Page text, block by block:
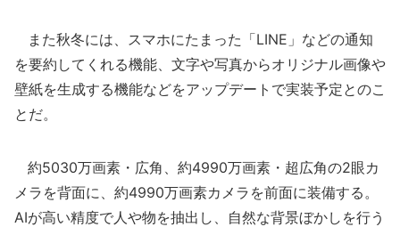
また秋冬には、スマホにたまった「LINE」などの通知
を要約してくれる機能、文字や写真からオリジナル画像や
壁紙を生成する機能などをアップデートで実装予定とのこ
とだ。
約5030万画素・広角、約4990万画素・超広角の2眼カ
メラを背面に、約4990万画素カメラを前面に装備する。
AIが高い精度で人や物を抽出し、自然な背景ぼかしを行う